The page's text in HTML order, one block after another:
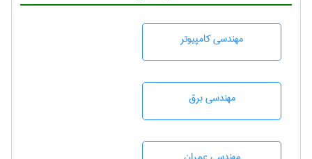
مهندسی كامپيوتر
مهندسی برق